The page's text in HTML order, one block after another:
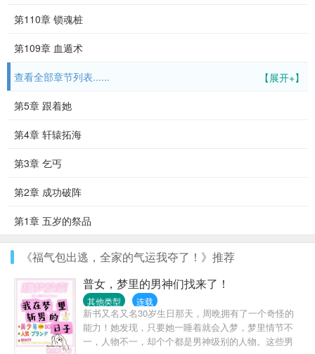
第110章 锁魂桩
第109章 血遁术
【展开+】
查看全部章节列表......
第5章 跟着她
第4章 轩辕拓海
第3章 乞丐
第2章 成功破阵
第1章 五岁的祭品
《福气包出逃，全家的气运我夺了！》推荐
普女，梦里的男神们找来了！
其他类型 连载
新书又名又名30岁生日那天，周晩拥有了一个奇怪的
能力！她发现，只要她一睡着就会入梦，梦里情节不
一，人物不一，却个个都是男神级别的人物。这些男